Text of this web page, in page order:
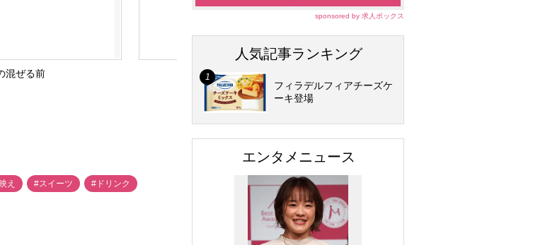
混ぜる前
え #スイーツ #ドリンク
sponsored by 求人ボックス
人気記事ランキング
フィラデルフィアチーズケ
ーキ登場
エンタメニュース